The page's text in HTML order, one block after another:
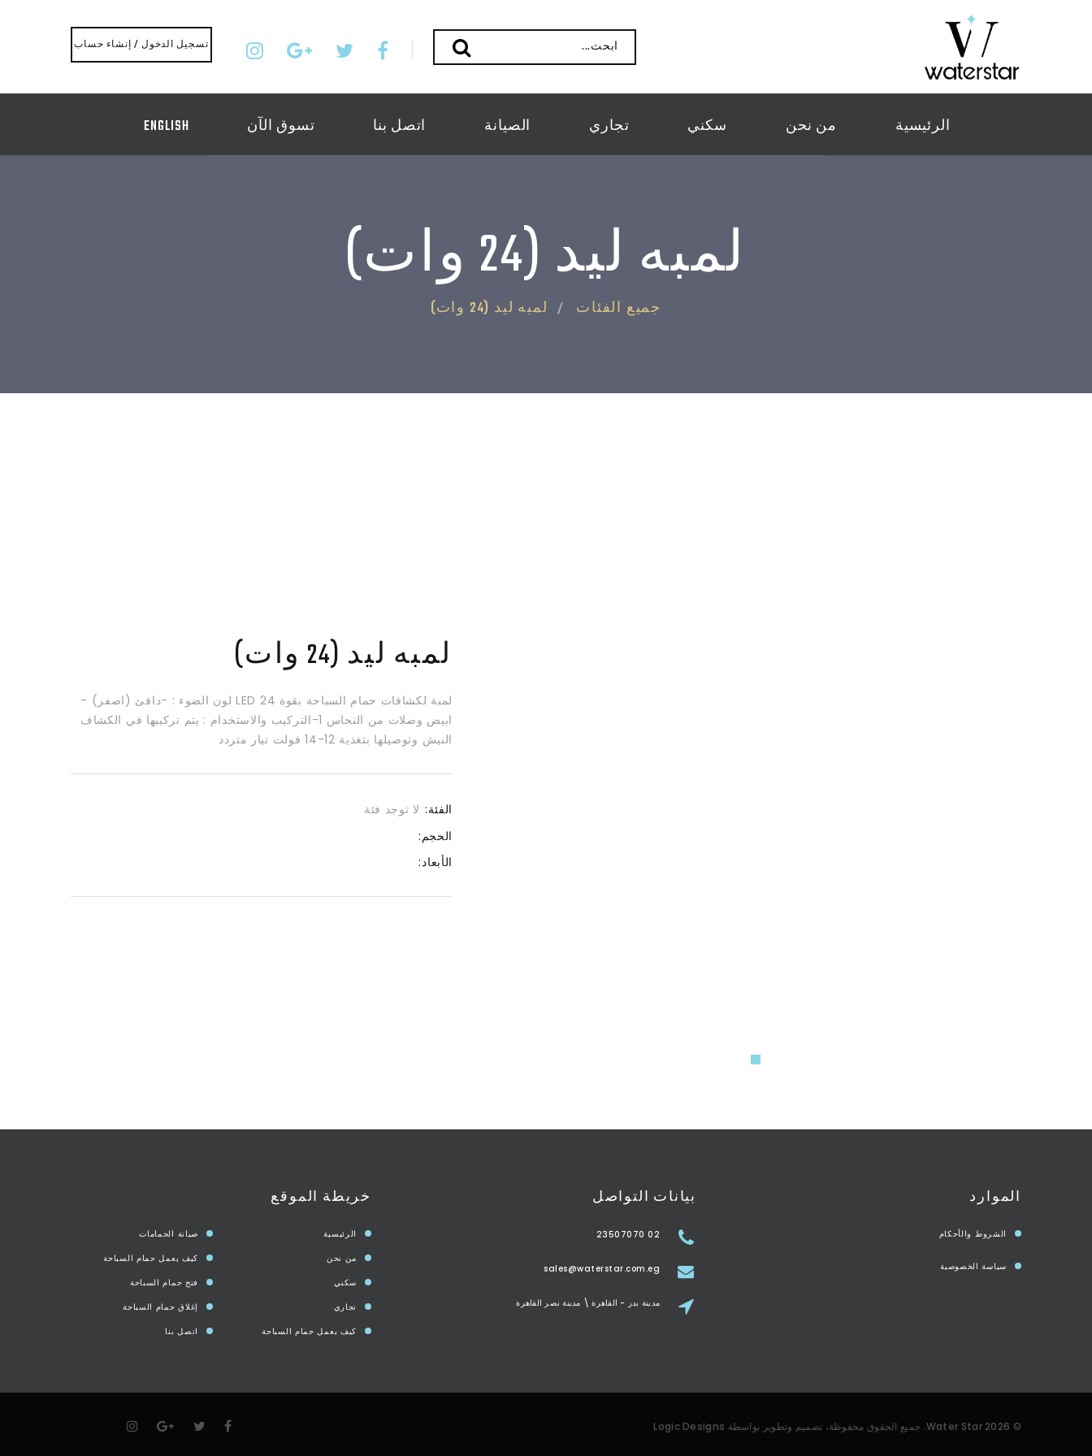
ابحث... تسجيل الدخول / إنشاء حساب
الرئيسية من نحن سكني تجاري الصيانة اتصل بنا تسوق الآن ENGLISH
لمبه ليد (24 وات)
جميع الفئات لمبه ليد (24 وات)
لمبه ليد (24 وات)
لمبة لكشافات حمام السباحة بقوة 24 LED لون الضوء : -دافئ (اصفر) -
ابيض وصلات من النحاس 1-التركيب والاستخدام : يتم تركيبها في الكشاف
النيش وتوصيلها بتغذية 12-14 فولت تيار متردد
الفئة: لا توجد فئة
الحجم:
الأبعاد:
الموارد
الشروط والأحكام
سياسة الخصوصية
بيانات التواصل
02 23507070
sales@waterstar.com.eg
مدينة بدر - القاهرة \ مدينة نصر القاهرة
خريطة الموقع
الرئيسية
من نحن
سكني
تجاري
كيف يعمل حمام السباحة
صيانة الحمامات
كيف يعمل حمام السباحة
فتح حمام السباحة
إغلاق حمام السباحة
اتصل بنا
©
2026
Water Star. جميع الحقوق محفوظة، تصميم وتطوير بواسطة Logic Designs